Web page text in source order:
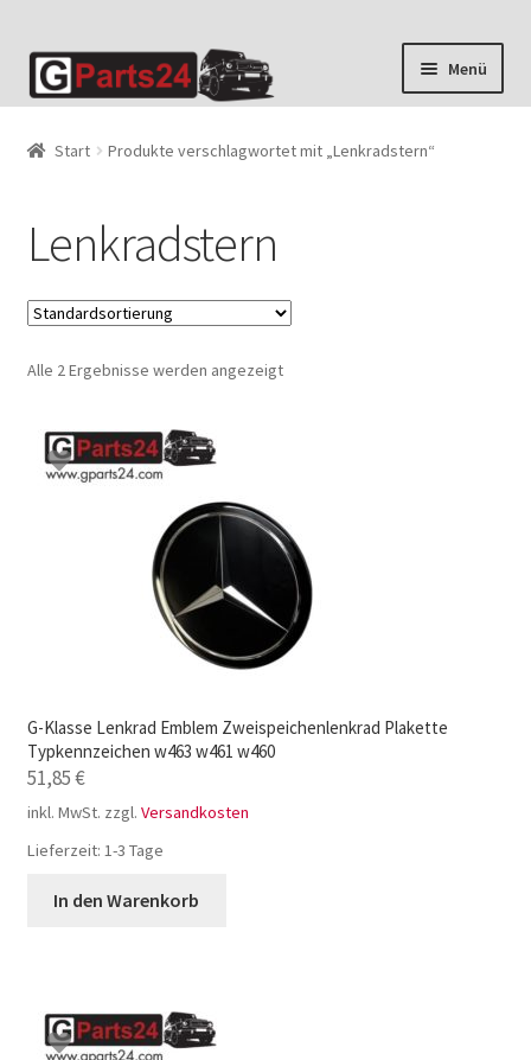
Zur
Navigation
Zum
Inhalt
Menü
Start Produkte verschlagwortet mit „Lenkradstern“
Lenkradstern
Alle 2 Ergebnisse werden angezeigt
G-Klasse Lenkrad Emblem Zweispeichenlenkrad Plakette
Typkennzeichen w463 w461 w460
51,85€
inkl. MwSt. zzgl. Versandkosten
Lieferzeit: 1-3 Tage
In den Warenkorb